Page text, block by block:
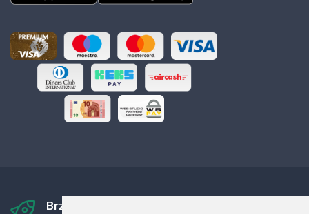
Brza i sigurna dostava